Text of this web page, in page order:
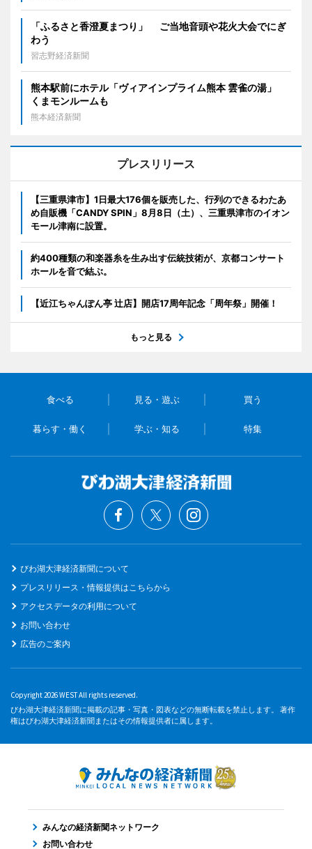
「ふるさと香澄夏まつり」 ご当地音頭や花火大会でにぎ
わう
習志野経済新聞
熊本駅前にホテル「ヴィアインプライム熊本 雲雀の湯」
くまモンルームも
熊本経済新聞
プレスリリース
【三重県津市】1日最大176個を販売した、行列のできるわたあ
め自販機「CANDY SPIN」8月8日（土）、三重県津市のイオン
モール津南に設置。
約400種類の和楽器糸を生み出す伝統技術が、京都コンサート
ホールを音で結ぶ。
【近江ちゃんぽん亭 辻店】開店17周年記念「周年祭」開催！
もっと見る
食べる 見る・遊ぶ 買う
暮らす・働く 学ぶ・知る 特集
びわ湖大津経済新聞について
プレスリリース・情報提供はこちらから
アクセスデータの利用について
お問い合わせ
広告のご案内
Copyright 2026 WEST All rights reserved.
びわ湖大津経済新聞に掲載の記事・写真・図表などの無断転載を禁止します。 著作
権はびわ湖大津経済新聞またはその情報提供者に属します。
みんなの経済新聞ネットワーク
お問い合わせ